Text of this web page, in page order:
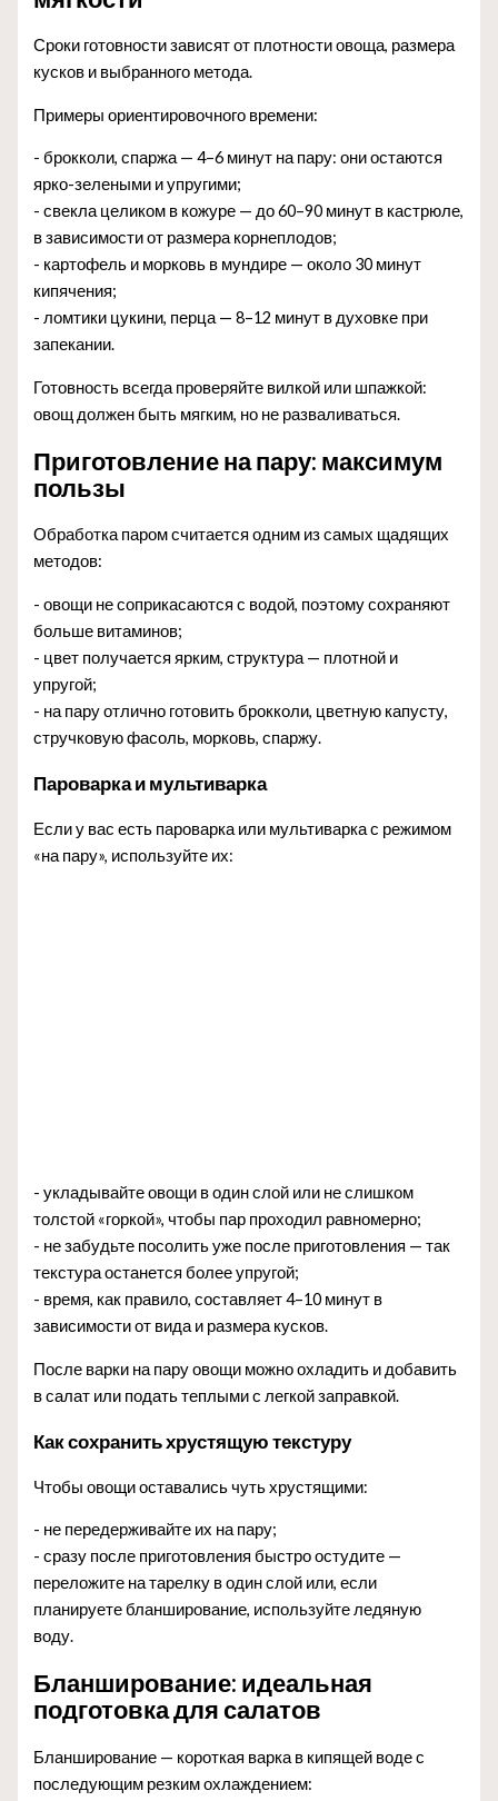
Сроки готовности зависят от плотности овоща, размера
кусков и выбранного метода.
Примеры ориентировочного времени:
- брокколи, спаржа — 4–6 минут на пару: они остаются
ярко-зелеными и упругими;
- свекла целиком в кожуре — до 60–90 минут в кастрюле,
в зависимости от размера корнеплодов;
- картофель и морковь в мундире — около 30 минут
кипячения;
- ломтики цукини, перца — 8–12 минут в духовке при
запекании.
Готовность всегда проверяйте вилкой или шпажкой:
овощ должен быть мягким, но не разваливаться.
Приготовление на пару: максимум
пользы
Обработка паром считается одним из самых щадящих
методов:
- овощи не соприкасаются с водой, поэтому сохраняют
больше витаминов;
- цвет получается ярким, структура — плотной и
упругой;
- на пару отлично готовить брокколи, цветную капусту,
стручковую фасоль, морковь, спаржу.
Пароварка и мультиварка
Если у вас есть пароварка или мультиварка с режимом
«на пару», используйте их:
- укладывайте овощи в один слой или не слишком
толстой «горкой», чтобы пар проходил равномерно;
- не забудьте посолить уже после приготовления — так
текстура останется более упругой;
- время, как правило, составляет 4–10 минут в
зависимости от вида и размера кусков.
После варки на пару овощи можно охладить и добавить
в салат или подать теплыми с легкой заправкой.
Как сохранить хрустящую текстуру
Чтобы овощи оставались чуть хрустящими:
- не передерживайте их на пару;
- сразу после приготовления быстро остудите —
переложите на тарелку в один слой или, если
планируете бланширование, используйте ледяную
воду.
Бланширование: идеальная
подготовка для салатов
Бланширование — короткая варка в кипящей воде с
последующим резким охлаждением: